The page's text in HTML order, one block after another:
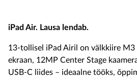
iPad Air. Lausa lendab.
13-tollisel iPad Airil on välkkiire M3
ekraan, 12MP Center Stage
USB-C liides – ideaalne tööks,